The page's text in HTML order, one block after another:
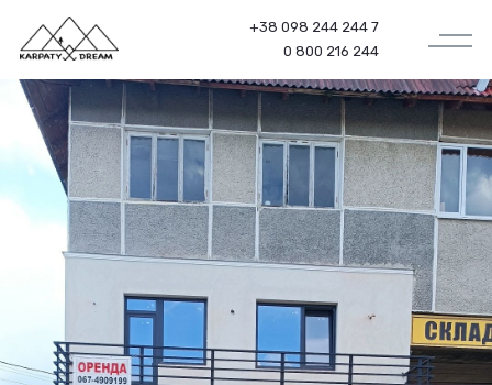
0 800 216 244
+38 098 244 244 7